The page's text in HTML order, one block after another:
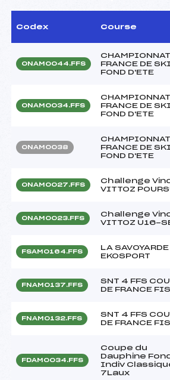
Codex Course
ONAM0044.FFS
FRANCE DE
FOND D'ETE
ONAM0034.FFS
FRANCE DE
FOND D'ETE
ONAM0038
FRANCE DE
FOND D'ETE
ONAM0027.FFS
Challenge
VITTOZ
ONAM0023.FFS
Challenge
VITTOZ U16-
FSAM0164.FFS
LA SAVOYARDE
EKOSPORT
FNAM0137.FFS
SNT 4 FFS
DE FRANCE FIS
FNAM0132.FFS
SNT 4 FFS
DE FRANCE FIS
FDAM0034.FFS
Coupe du
Dauphine
Indiv
7Laux